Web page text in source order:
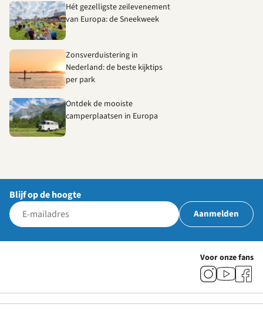
Hét gezelligste zeilevenement
van Europa: de Sneekweek
Zonsverduistering in
Nederland: de beste kijktips
per park
Ontdek de mooiste
camperplaatsen in Europa
Blijf op de hoogte
Aanmelden
Voor onze fans